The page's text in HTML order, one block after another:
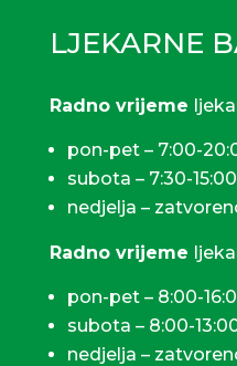
LJEKARNE
Radno vrijeme
pon-pet – 7:00-
subota – 7:30-15:00
nedjelja –
Radno vrijeme
pon-pet – 8:00-
subota – 8:00-
nedjelja –